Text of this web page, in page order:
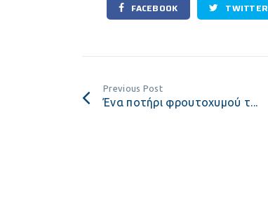
FACEBOOK TWITTER
Previous Post
Ένα ποτήρι φρουτοχυμού τ...